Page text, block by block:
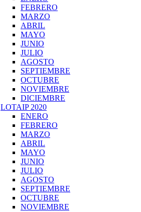
FEBRERO
MARZO
ABRIL
MAYO
JUNIO
JULIO
AGOSTO
SEPTIEMBRE
OCTUBRE
NOVIEMBRE
DICIEMBRE
LOTAIP 2020
ENERO
FEBRERO
MARZO
ABRIL
MAYO
JUNIO
JULIO
AGOSTO
SEPTIEMBRE
OCTUBRE
NOVIEMBRE